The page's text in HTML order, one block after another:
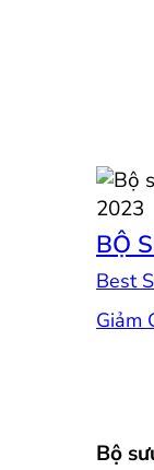
BỘ
Best
Giảm
Bộ